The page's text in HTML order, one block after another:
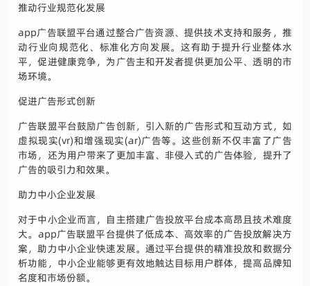
推动行业规范化发展
app广告联盟平台通过整合广告资源、提供技术支持和服务，推
动行业向规范化、标准化方向发展。这有助于提升行业整体水
平，促进健康竞争，为广告主和开发者提供更加公平、透明的市
场环境。
促进广告形式创新
广告联盟平台鼓励广告创新，引入新的广告形式和互动方式，如
虚拟现实(vr)和增强现实(ar)广告等。这些创新不仅丰富了广告
市场，还为用户带来了更加丰富、非侵入式的广告体验，提升了
广告的吸引力和效果。
助力中小企业发展
对于中小企业而言，自主搭建广告投放平台成本高昂且技术难度
大。app广告联盟平台提供了低成本、高效率的广告投放解决方
案，助力中小企业快速发展。通过平台提供的精准投放和数据分
析功能，中小企业能够更有效地触达目标用户群体，提高品牌知
名度和市场份额。